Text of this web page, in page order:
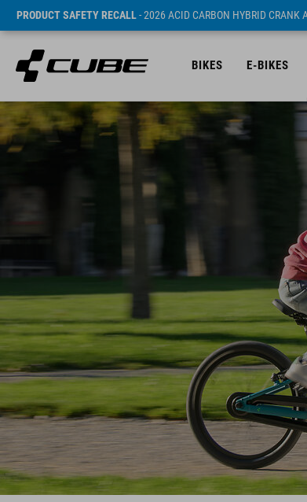
PRODUCT SAFETY RECALL- 2026 ACID CARBON HYBRID CRANK
BIKES E-BIKES